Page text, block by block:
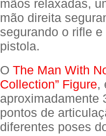
mãos relaxadas,
mão direita
segurando o rifle
pistola.
O The Man With
Collection” Figure,
aproximadamente
pontos de
diferentes poses